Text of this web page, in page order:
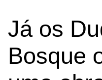
Já os
Bosque